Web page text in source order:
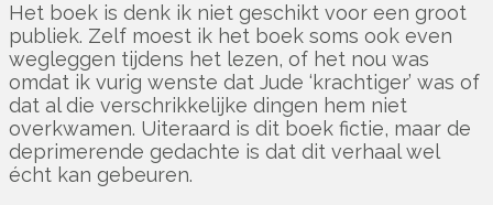
Het boek is denk ik niet geschikt voor een groot
publiek. Zelf moest ik het boek soms ook even
wegleggen tijdens het lezen, of het nou was
omdat ik vurig wenste dat Jude ‘krachtiger’ was of
dat al die verschrikkelijke dingen hem niet
overkwamen. Uiteraard is dit boek fictie, maar de
deprimerende gedachte is dat dit verhaal wel
écht kan gebeuren.